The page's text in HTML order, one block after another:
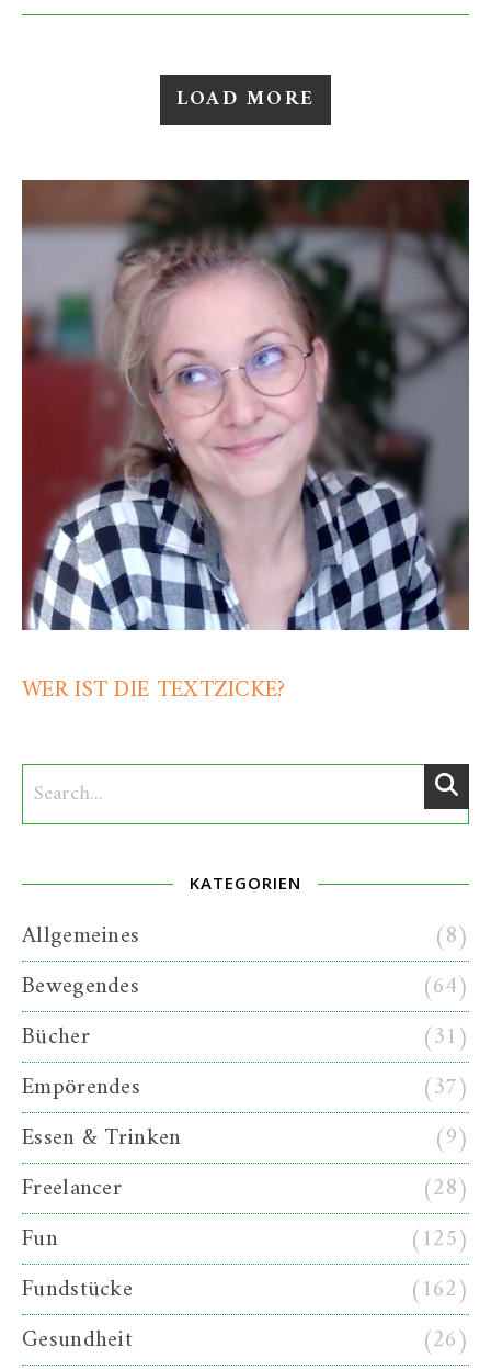
LOAD MORE
WER IST DIE TEXTZICKE?
KATEGORIEN
Allgemeines
(8)
Bewegendes
(64)
Bücher
(31)
Empörendes
(37)
Essen & Trinken
(9)
Freelancer
(28)
Fun
(125)
Fundstücke
(162)
Gesundheit
(26)